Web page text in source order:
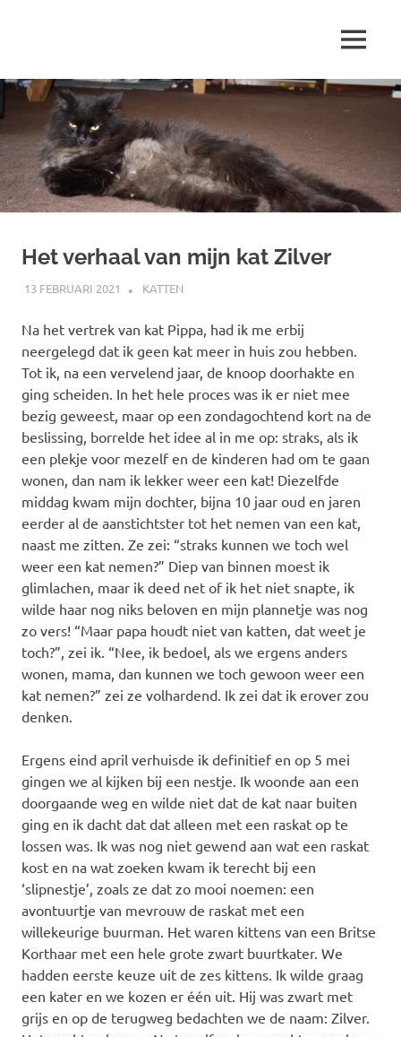
inhoud
schrijft
over
…
MENU
Het verhaal van mijn kat Zilver
13 FEBRUARI 2021 MARJOLEIN
KATTEN
Na het vertrek van kat Pippa, had ik me erbij
neergelegd dat ik geen kat meer in huis zou hebben.
Tot ik, na een vervelend jaar, de knoop doorhakte en
ging scheiden. In het hele proces was ik er niet mee
bezig geweest, maar op een zondagochtend kort na de
beslissing, borrelde het idee al in me op: straks, als ik
een plekje voor mezelf en de kinderen had om te gaan
wonen, dan nam ik lekker weer een kat! Diezelfde
middag kwam mijn dochter, bijna 10 jaar oud en jaren
eerder al de aanstichtster tot het nemen van een kat,
naast me zitten. Ze zei: “straks kunnen we toch wel
weer een kat nemen?” Diep van binnen moest ik
glimlachen, maar ik deed net of ik het niet snapte, ik
wilde haar nog niks beloven en mijn plannetje was nog
zo vers! “Maar papa houdt niet van katten, dat weet je
toch?”, zei ik. “Nee, ik bedoel, als we ergens anders
wonen, mama, dan kunnen we toch gewoon weer een
kat nemen?” zei ze volhardend. Ik zei dat ik erover zou
denken.
Ergens eind april verhuisde ik definitief en op 5 mei
gingen we al kijken bij een nestje. Ik woonde aan een
doorgaande weg en wilde niet dat de kat naar buiten
ging en ik dacht dat dat alleen met een raskat op te
lossen was. Ik was nog niet gewend aan wat een raskat
kost en na wat zoeken kwam ik terecht bij een
‘slipnestje’, zoals ze dat zo mooi noemen: een
avontuurtje van mevrouw de raskat met een
willekeurige buurman. Het waren kittens van een Britse
Korthaar met een hele grote zwart buurtkater. We
hadden eerste keuze uit de zes kittens. Ik wilde graag
een kater en we kozen er één uit. Hij was zwart met
grijs en op de terugweg bedachten we de naam: Zilver.